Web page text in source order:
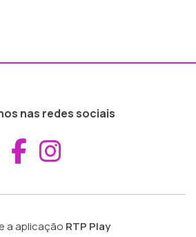
nas redes sociais
Aceder ao
a aplicação RTP Play